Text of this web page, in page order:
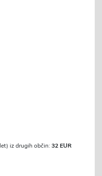
iz drugih občin: 32 EUR